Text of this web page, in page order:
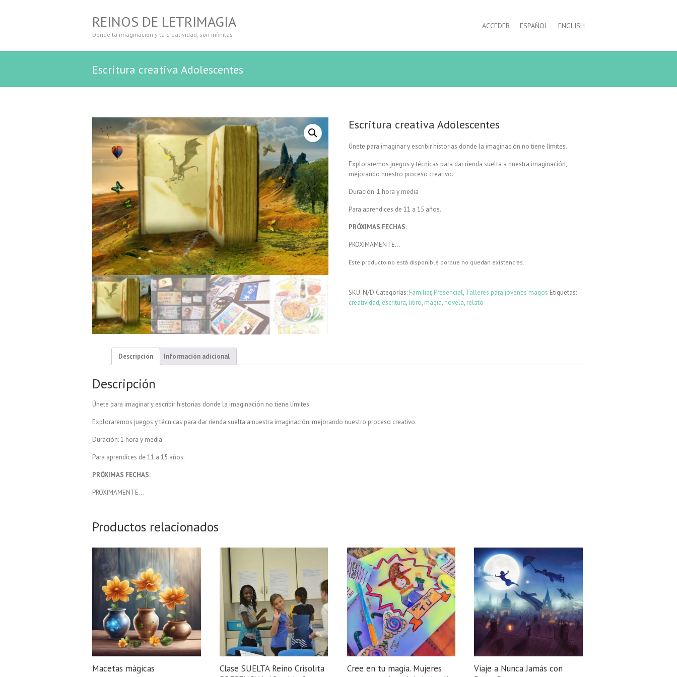
REINOS DE LETRIMAGIA
Donde la imaginación y la creatividad, son infinitas
ACCEDER ESPAÑOL ENGLISH
Escritura creativa Adolescentes
Escritura creativa Adolescentes
Únete para imaginar y escribir historias donde la imaginación no tiene límites.
Exploraremos juegos y técnicas para dar rienda suelta a nuestra imaginación,
mejorando nuestro proceso creativo.
Duración: 1 hora y media
Para aprendices de 11 a 15 años.
PRÓXIMAS FECHAS:
PROXIMAMENTE…
Este producto no está disponible porque no quedan existencias.
SKU: N/D Categorías: Familiar, Presencial, Talleres para jóvenes magos Etiquetas:
creatividad, escritura, libro, magia, novela, relato
Descripción Información adicional
Descripción
Únete para imaginar y escribir historias donde la imaginación no tiene límites.
Exploraremos juegos y técnicas para dar rienda suelta a nuestra imaginación, mejorando nuestro proceso creativo.
Duración: 1 hora y media
Para aprendices de 11 a 15 años.
PRÓXIMAS FECHAS:
PROXIMAMENTE…
Productos relacionados
Macetas mágicas
Clase SUELTA Reino Crisolita
Cree en tu magia. Mujeres
Viaje a Nunca Jamás con